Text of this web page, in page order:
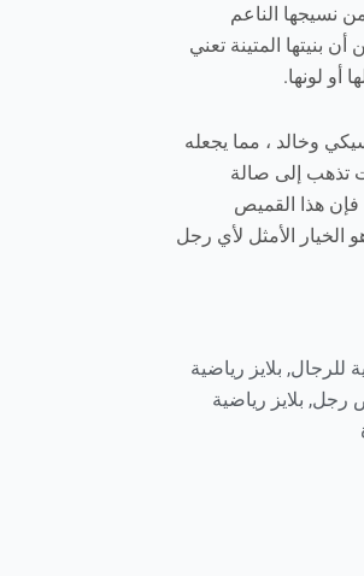
نسيجها الناعم
بنيتها المتينة تعني
أو لونها.
وخالد ، مما يجعله
تذهب إلى صالة
فإن هذا القميص
الخيار الأمثل لأي رجل
للرجال, بلايز رياضية
رجل, بلايز رياضية